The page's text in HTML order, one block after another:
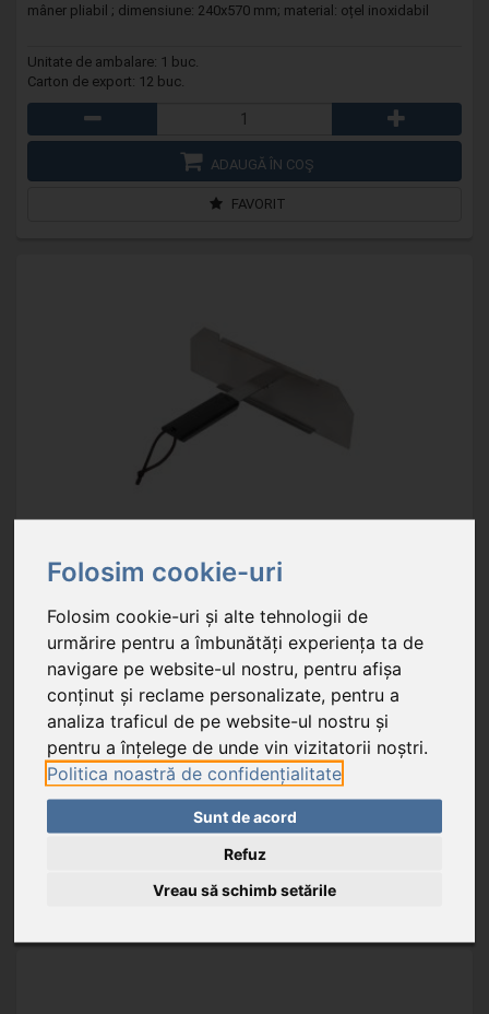
Folosim cookie-uri
Folosim cookie-uri și alte tehnologii de
urmărire pentru a îmbunătăți experiența ta de
navigare pe website-ul nostru, pentru afișa
conținut și reclame personalizate, pentru a
analiza traficul de pe website-ul nostru și
pentru a înțelege de unde vin vizitatorii noștri.
Politica noastră de confidențialitate
Sunt de acord
Refuz
Vreau să schimb setările
mâner pliabil ; dimensiune: 240x570 mm; material: oțel inoxidabil
Unitate de ambalare: 1 buc.
Carton de export: 12 buc.
ADAUGĂ ÎN COŞ
FAVORIT
100,90 RON
În stoc
material de bază: oțel inoxidabil cu finisaj periat
Unitate de ambalare: 1 buc.
Carton de export: 10 buc.
ADAUGĂ ÎN COŞ
FAVORIT